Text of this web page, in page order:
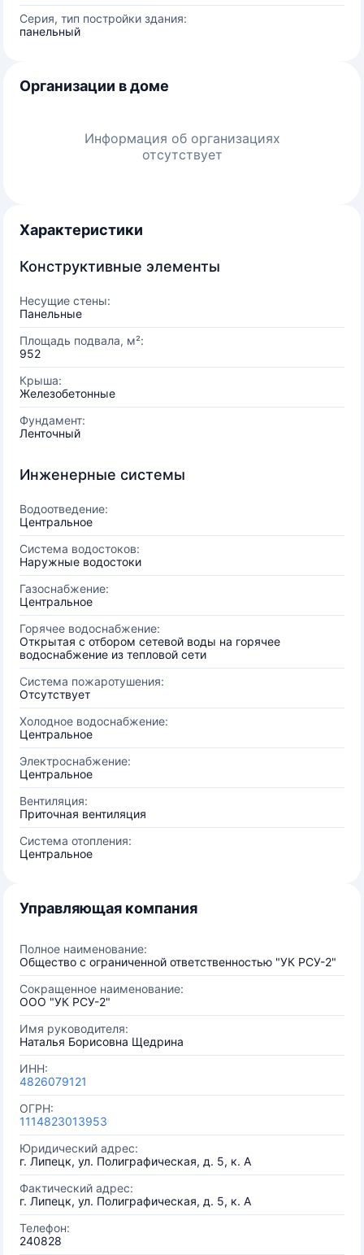
Серия, тип постройки здания:
панельный
Организации в доме
Информация об организациях
отсутствует
Характеристики
Конструктивные элементы
Несущие стены:
Панельные
Площадь подвала, м²:
952
Крыша:
Железобетонные
Фундамент:
Ленточный
Инженерные системы
Водоотведение:
Центральное
Система водостоков:
Наружные водостоки
Газоснабжение:
Центральное
Горячее водоснабжение:
Открытая с отбором сетевой воды на горячее
водоснабжение из тепловой сети
Система пожаротушения:
Отсутствует
Холодное водоснабжение:
Центральное
Электроснабжение:
Центральное
Вентиляция:
Приточная вентиляция
Система отопления:
Центральное
Управляющая компания
Полное наименование:
Общество с ограниченной ответственностью "УК РСУ-2"
Сокращенное наименование:
ООО "УК РСУ-2"
Имя руководителя:
Наталья Борисовна Щедрина
ИНН:
4826079121
ОГРН:
1114823013953
Юридический адрес:
г. Липецк, ул. Полиграфическая, д. 5, к. А
Фактический адрес:
г. Липецк, ул. Полиграфическая, д. 5, к. А
Телефон:
240828